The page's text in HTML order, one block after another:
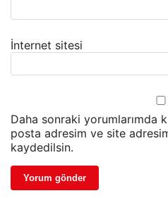
İnternet sitesi
Daha sonraki yorumlarımda
posta adresim ve site
kaydedilsin.